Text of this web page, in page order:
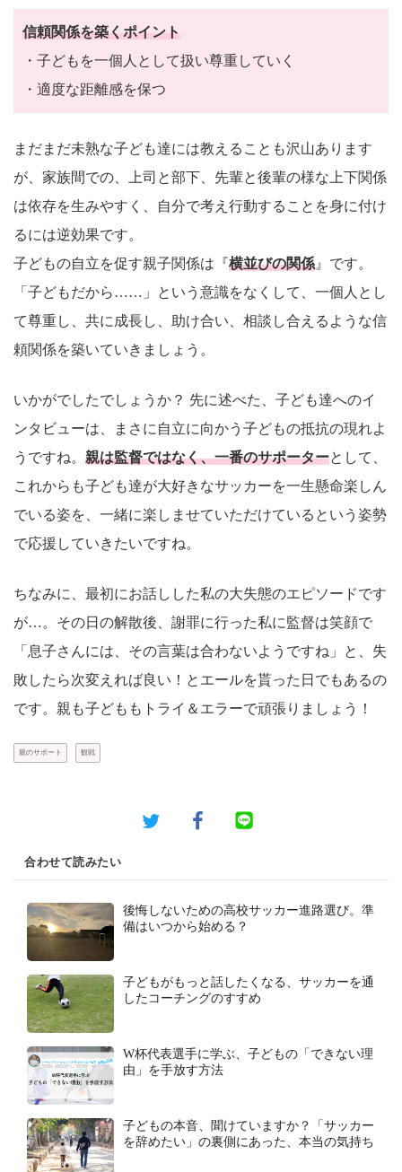
信頼関係を築くポイント
・子どもを一個人として扱い尊重していく
・適度な距離感を保つ
まだまだ未熟な子ども達には教えることも沢山あります
が、家族間での、上司と部下、先輩と後輩の様な上下関係
は依存を生みやすく、自分で考え行動することを身に付け
るには逆効果です。
子どもの自立を促す親子関係は『横並びの関係 』です。
「子どもだから……」という意識をなくして、一個人とし
て尊重し、共に成長し、助け合い、相談し合えるような信
頼関係を築いていきましょう。
いかがでしたでしょうか？ 先に述べた、子ども達へのイ
ンタビューは、まさに自立に向かう子どもの抵抗の現れよ
うですね。 親は監督ではなく、一番のサポーターとして、
これからも子ども達が大好きなサッカーを一生懸命楽しん
でいる姿を、一緒に楽しませていただけているという姿勢
で応援していきたいですね。
ちなみに、最初にお話しした私の大失態のエピソードです
が…。その日の解散後、謝罪に行った私に監督は笑顔で
「息子さんには、その言葉は合わないようですね」と、失
敗したら次変えれば良い！とエールを貰った日でもあるの
です。親も子どももトライ＆エラーで頑張りましょう！
親のサポート 観戦
合わせて読みたい
後悔しないための高校サッカー進路選び。準
備はいつから始める？
子どもがもっと話したくなる、サッカーを通
したコーチングのすすめ
W杯代表選手に学ぶ、子どもの「できない理
由」を手放す方法
子どもの本音、聞けていますか？「サッカー
を辞めたい」の裏側にあった、本当の気持ち